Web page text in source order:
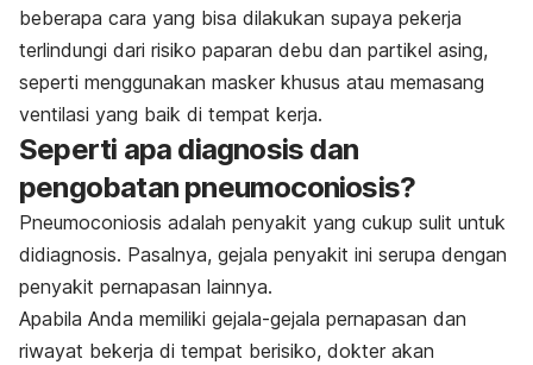
beberapa cara yang bisa dilakukan supaya pekerja
terlindungi dari risiko paparan debu dan partikel asing,
seperti menggunakan masker khusus atau memasang
ventilasi yang baik di tempat kerja.
Seperti apa diagnosis dan
pengobatan pneumoconiosis?
Pneumoconiosis adalah penyakit yang cukup sulit untuk
didiagnosis. Pasalnya, gejala penyakit ini serupa dengan
penyakit pernapasan lainnya.
Apabila Anda memiliki gejala-gejala pernapasan dan
riwayat bekerja di tempat berisiko, dokter akan